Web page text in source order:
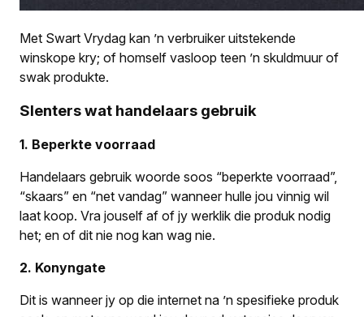
Met Swart Vrydag kan ’n verbruiker uitstekende
winskope kry; of homself vasloop teen ’n skuldmuur of
swak produkte.
Slenters wat handelaars gebruik
1. Beperkte voorraad
Handelaars gebruik woorde soos “beperkte voorraad”,
“skaars” en “net vandag” wanneer hulle jou vinnig wil
laat koop. Vra jouself af of jy werklik die produk nodig
het; en of dit nie nog kan wag nie.
2. Konyngate
Dit is wanneer jy op die internet na ’n spesifieke produk